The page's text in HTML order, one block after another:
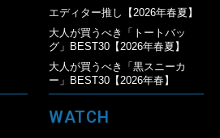
エディター推し【2026年春夏】
大人が買うべき「トートバッ
グ」BEST30【2026年春夏】
大人が買うべき「黒スニーカ
ー」BEST30【2026年春】
WATCH